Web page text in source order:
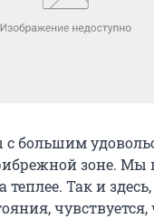
с большим
зоне. Мы
теплее. Так и